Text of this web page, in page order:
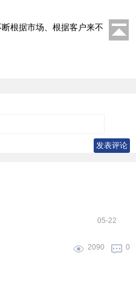
根据市场、根据客户来不
05-22
0
2090